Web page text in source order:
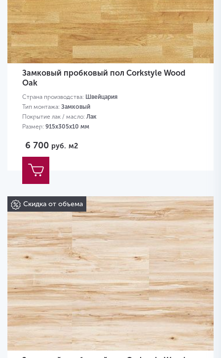
Замковый пробковый пол Corkstyle Wood
Oak
Страна производства: Швейцария
Тип монтажа: Замковый
Покрытие лак / масло: Лак
Размер: 915х305х10 мм
6 700 руб. м2
Скидка от объема